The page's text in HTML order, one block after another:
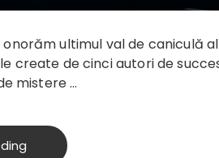
ultimul val de caniculă
create de cinci autori de
mistere …